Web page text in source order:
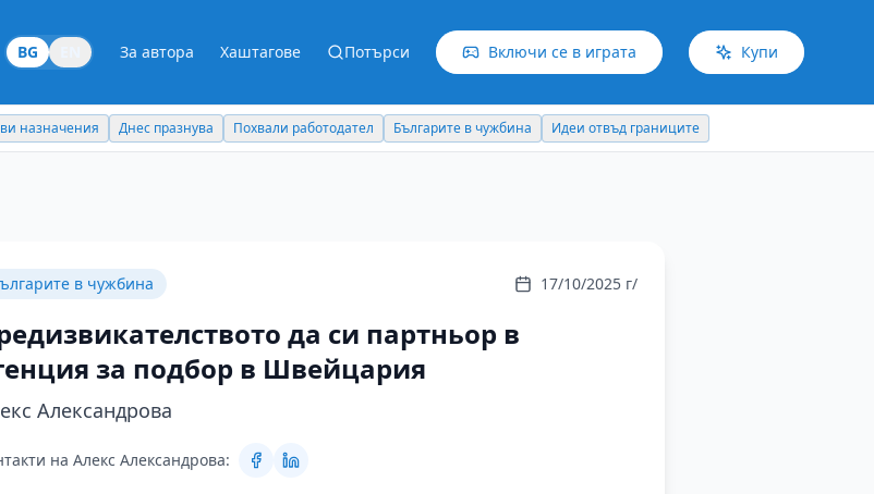
BG За автора Хаштагове Потърси Включи се в играта Купи
назначения Днес празнува Похвали работодател Българите в чужбина Идеи отвъд границите
в чужбина 17/10/2025 г/
да си партньор в
за подбор в Швейцария
Александрова
на Алекс Александрова: